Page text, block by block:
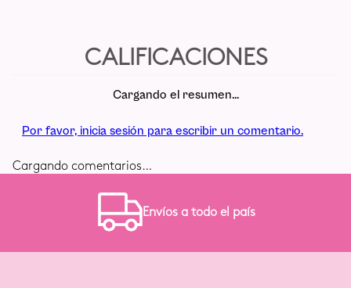
Cargando el resumen…
Por favor, inicia sesión para escribir un comentario.
Cargando comentarios…
Envíos a todo el país